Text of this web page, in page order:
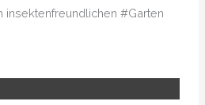
insektenfreundlichen #Garten